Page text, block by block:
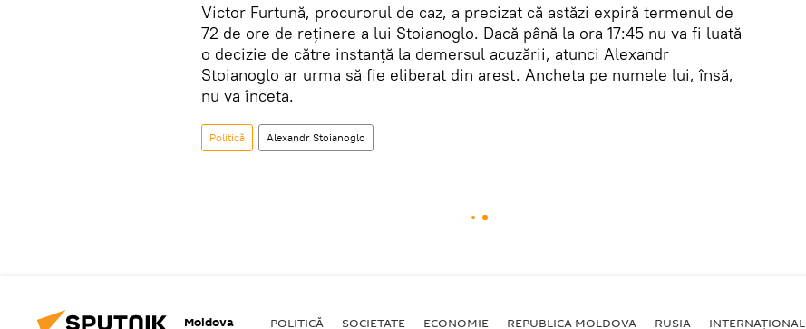
Victor Furtună, procurorul de caz, a precizat că astăzi expiră termenul de
72 de ore de reținere a lui Stoianoglo. Dacă până la ora 17:45 nu va fi luată
o decizie de către instanță la demersul acuzării, atunci Alexandr
Stoianoglo ar urma să fie eliberat din arest. Ancheta pe numele lui, însă,
nu va înceta.
Politică Alexandr Stoianoglo
Moldova POLITICĂ SOCIETATE ECONOMIE REPUBLICA MOLDOVA RUSIA INTERNAȚIONAL